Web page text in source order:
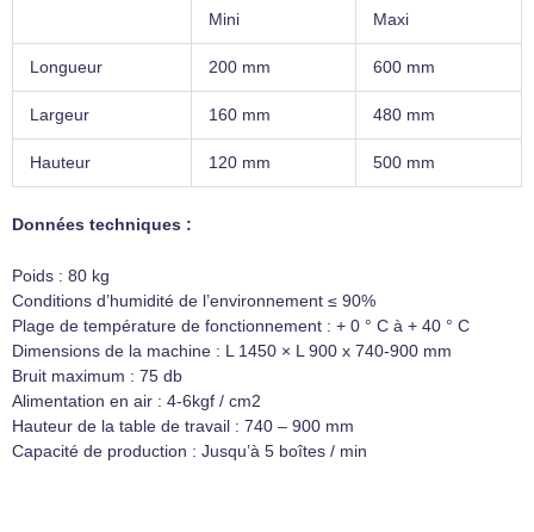
Mini Maxi
Longueur 200 mm 600 mm
Largeur 160 mm 480 mm
Hauteur 120 mm 500 mm
Données techniques :
Poids : 80 kg
Conditions d’humidité de l’environnement ≤ 90%
Plage de température de fonctionnement : + 0 ° C à + 40 ° C
Dimensions de la machine : L 1450 × L 900 x 740-900 mm
Bruit maximum : 75 db
Alimentation en air : 4-6kgf / cm2
Hauteur de la table de travail : 740 – 900 mm
Capacité de production : Jusqu’à 5 boîtes / min